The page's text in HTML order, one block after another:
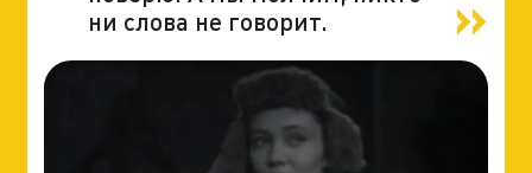
ни слова не говорит.